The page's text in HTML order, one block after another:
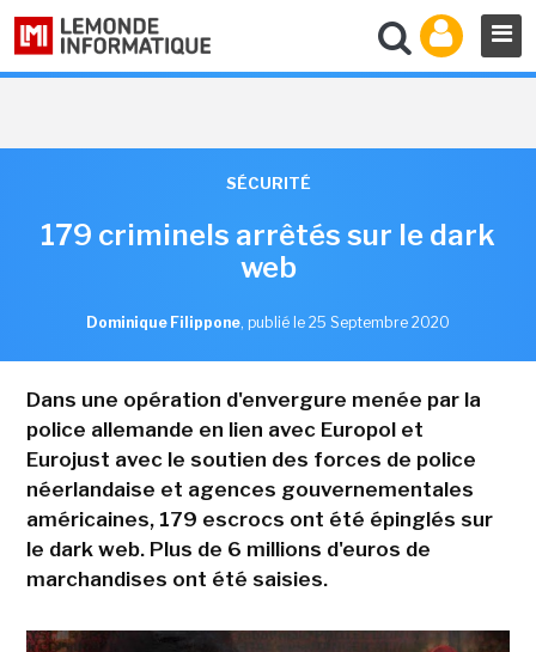
SÉCURITÉ
179 criminels arrêtés sur le dark
web
Dominique Filippone, publié le 25 Septembre 2020
Dans une opération d'envergure menée par la
police allemande en lien avec Europol et
Eurojust avec le soutien des forces de police
néerlandaise et agences gouvernementales
américaines, 179 escrocs ont été épinglés sur
le dark web. Plus de 6 millions d'euros de
marchandises ont été saisies.